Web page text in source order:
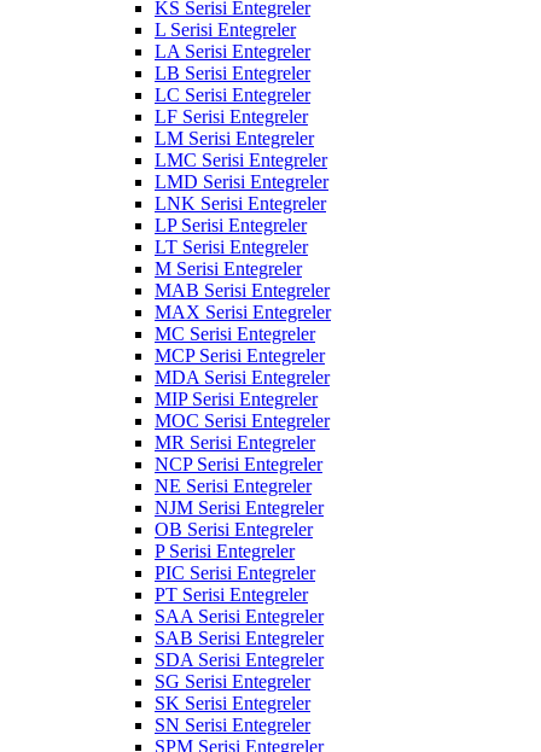
KS Serisi Entegreler
L Serisi Entegreler
LA Serisi Entegreler
LB Serisi Entegreler
LC Serisi Entegreler
LF Serisi Entegreler
LM Serisi Entegreler
LMC Serisi Entegreler
LMD Serisi Entegreler
LNK Serisi Entegreler
LP Serisi Entegreler
LT Serisi Entegreler
M Serisi Entegreler
MAB Serisi Entegreler
MAX Serisi Entegreler
MC Serisi Entegreler
MCP Serisi Entegreler
MDA Serisi Entegreler
MIP Serisi Entegreler
MOC Serisi Entegreler
MR Serisi Entegreler
NCP Serisi Entegreler
NE Serisi Entegreler
NJM Serisi Entegreler
OB Serisi Entegreler
P Serisi Entegreler
PIC Serisi Entegreler
PT Serisi Entegreler
SAA Serisi Entegreler
SAB Serisi Entegreler
SDA Serisi Entegreler
SG Serisi Entegreler
SK Serisi Entegreler
SN Serisi Entegreler
SPM Serisi Entegreler